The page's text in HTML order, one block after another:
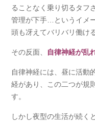
ることなく乗り切るタフ
管理が下手…というイメ
頭も冴えてバリバリ働け
その反面、 自律神経が乱
自律神経には、昼に活動
経があり、この二つが規
す。
しかし夜型の生活が続く